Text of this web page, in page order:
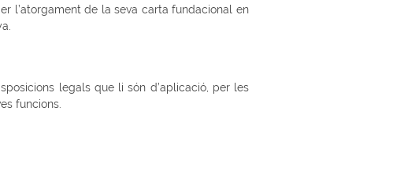
l’atorgament de la seva carta fundacional en
legals que li són d’aplicació, per les
funcions.